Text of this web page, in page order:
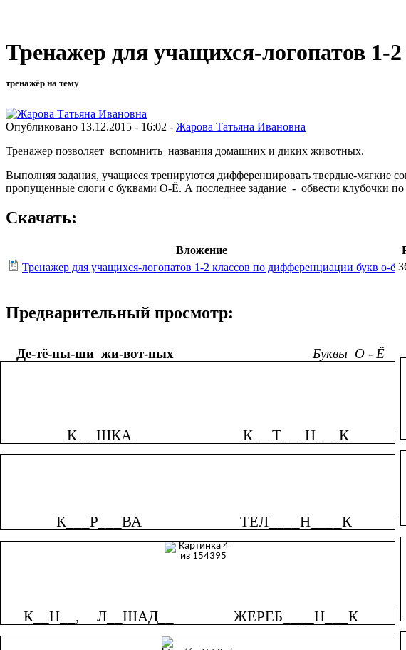
Тренажер для учащихся-логопатов
тренажёр на тему
Опубликовано 13.12.2015 - 16:02 - Жарова Татьяна Ивановна
Тренажер позволяет вспомнить названия домашних и диких животных.
Выполняя задания, учащиеся тренируются дифференцировать твердые-мягкие
пропущенные слоги с буквами О-Ё. А последнее задание - обвести клубочки
Скачать:
Вложение
Тренажер для учащихся-логопатов 1-2 классов по дифференциации букв о-ё
Предварительный просмотр:
Де-тё-ны-ши жи-вот-ных Буквы О - Ё
К __ШКА К__ Т___Н___К
К___Р___ВА ТЕЛ____Н____К
К__Н__, Л__ШАД__ ЖЕРЕБ____Н___К